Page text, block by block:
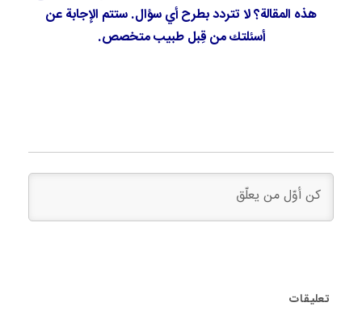
هذه المقالة؟ لا تتردد بطرح أي سؤال. ستتم الإجابة عن
أسئلتك من قِبل طبيب متخصص.
تعليقات